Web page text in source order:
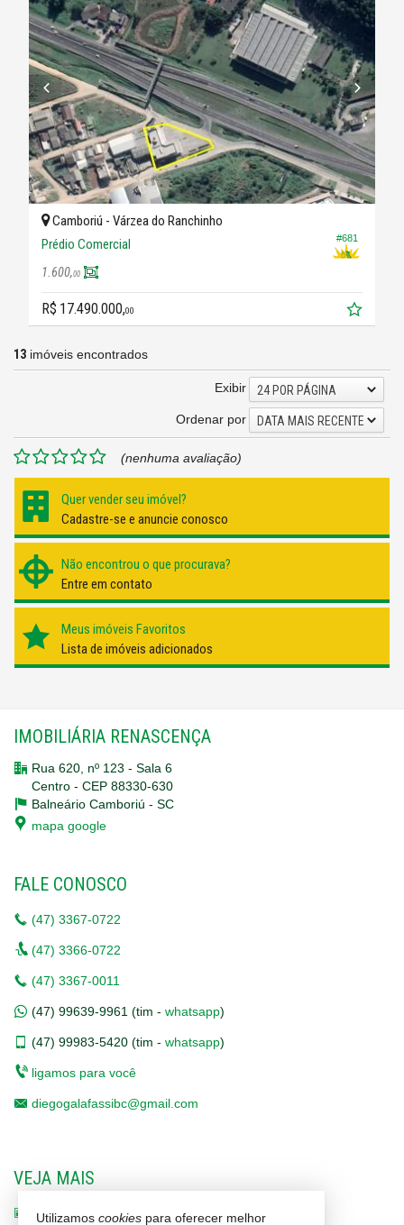
#681
Camboriú - Várzea do Ranchinho
Prédio Comercial
1.600,00
R$ 17.490.000,00
13 imóveis encontrados
Exibir
24 POR PÁGINA
Ordenar por
DATA MAIS RECENTE
(nenhuma avaliação)
Quer vender seu imóvel?
Cadastre-se e anuncie conosco
Não encontrou o que procurava?
Entre em contato
Meus imóveis Favoritos
Lista de imóveis adicionados
IMOBILIÁRIA RENASCENÇA
Rua 620, nº 123 - Sala 6
Centro - CEP 88330-630
Balneário Camboriú - SC
mapa google
FALE CONOSCO
(47) 3367-0722
(47) 3366-0722
(47) 3367-0011
(47) 99639-9961 (tim - whatsapp)
(47) 99983-5420 (tim - whatsapp)
ligamos para você
diegogalafassibc@gmail.com
VEJA MAIS
receba nosso newsletter
Utilizamos cookies para oferecer melhor